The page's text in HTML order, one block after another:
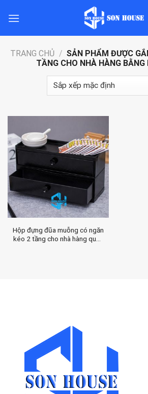
TRANG CHỦ / SẢN PHẨM ĐƯỢC
TẦNG CHO NHÀ HÀNG BẰNG
Hộp đựng đũa muỗng có ngăn
kéo 2 tầng cho nhà hàng quán